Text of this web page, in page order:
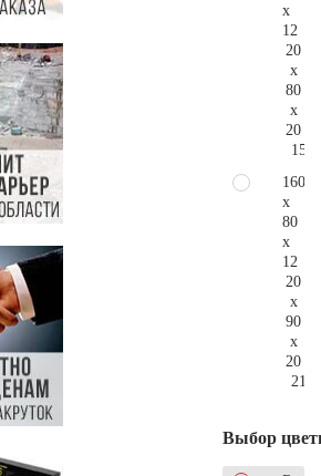
x
12
20
x
80
x
20
160
x
80
x
12
20
x
90
x
20
Выбор